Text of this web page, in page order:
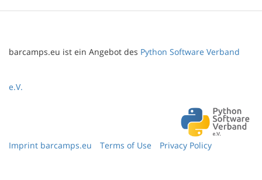
barcamps.eu ist ein Angebot des Python Software Verband
e.V.
Imprint barcamps.eu Terms of Use Privacy Policy